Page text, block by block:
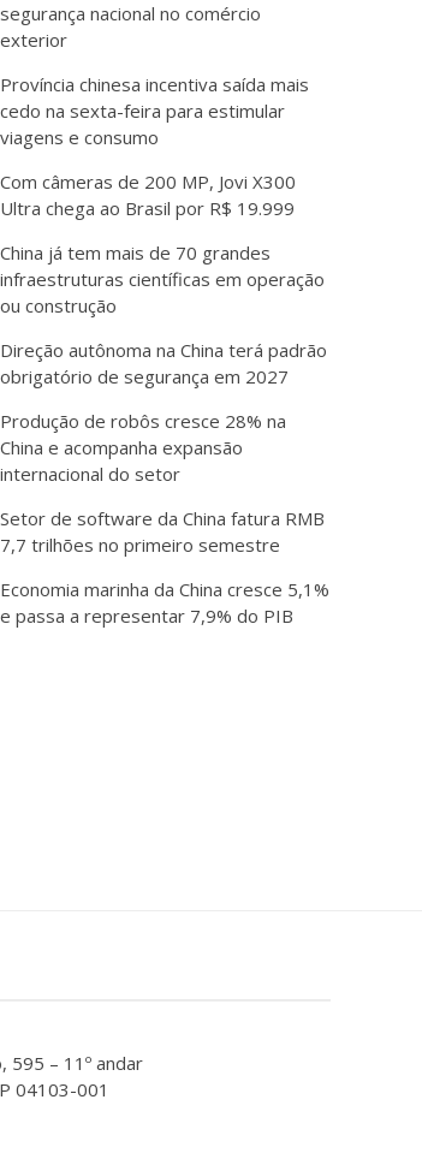
segurança nacional no comércio
exterior
Província chinesa incentiva saída mais
cedo na sexta-feira para estimular
viagens e consumo
Com câmeras de 200 MP, Jovi X300
Ultra chega ao Brasil por R$ 19.999
China já tem mais de 70 grandes
infraestruturas científicas em operação
ou construção
Direção autônoma na China terá padrão
obrigatório de segurança em 2027
Produção de robôs cresce 28% na
China e acompanha expansão
internacional do setor
Setor de software da China fatura RMB
7,7 trilhões no primeiro semestre
Economia marinha da China cresce 5,1%
e passa a representar 7,9% do PIB
595 – 11º andar
04103-001